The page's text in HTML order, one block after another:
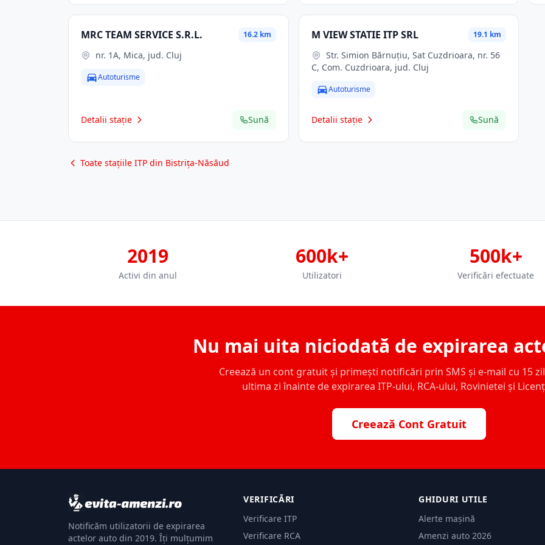
MRC TEAM SERVICE S.R.L. 16.2 km
nr. 1A, Mica, jud. Cluj
Autoturisme
Detalii stație Sună
M VIEW STATIE ITP SRL 19.1 km
C, Com. Cuzdrioara, jud. Cluj
Autoturisme
Detalii stație Sună
Toate stațiile ITP din Bistrița-Năsăud
2019
Activi din anul
600k+
Utilizatori
500k+
Verificări efectuate
Nu mai uita niciodată de expirarea
Creează un cont gratuit și primești notificări prin SMS și e-mail cu 15
ultima zi înainte de expirarea ITP-ului, RCA-ului, Rovinietei și
Creează Cont Gratuit
Notificăm utilizatorii de expirarea
actelor auto din 2019. Îți mulțumim
VERIFICĂRI
Verificare ITP
Verificare RCA
GHIDURI UTILE
Alerte mașină
Amenzi auto 2026